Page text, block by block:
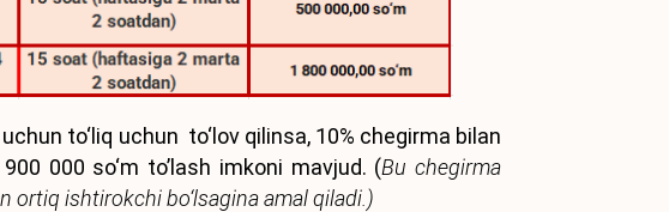
to‘liq uchun to‘lov qilinsa, 10% chegirma bilan
000 so‘m to’lash imkoni mavjud. (Bu chegirma
ortiq ishtirokchi bo‘lsagina amal qiladi.)